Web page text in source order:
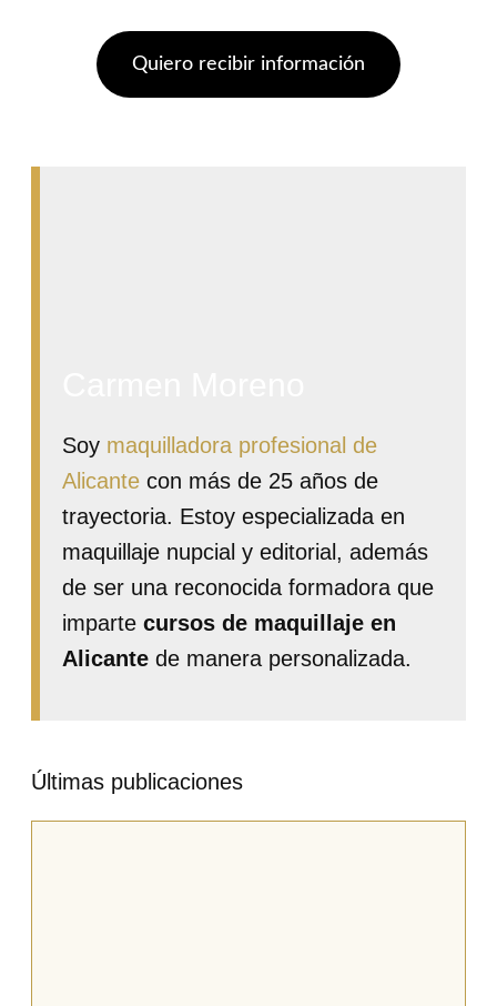
Quiero recibir información
Soy maquilladora profesional de
Alicante con más de 25 años de
trayectoria. Estoy especializada en
maquillaje nupcial y editorial, además
de ser una reconocida formadora que
imparte cursos de maquillaje en
Alicante de manera personalizada.
Últimas publicaciones